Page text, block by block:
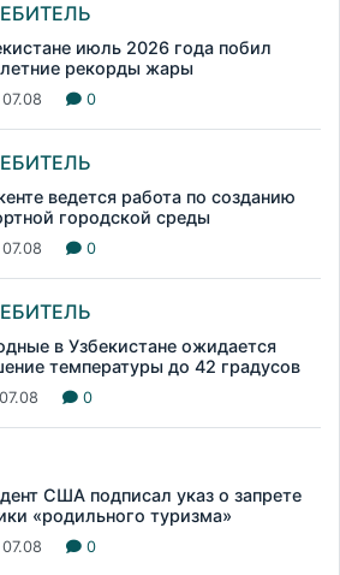
июль 2026 года побил
рекорды жары
0
ведется работа по созданию
городской среды
0
в Узбекистане ожидается
температуры до 42 градусов
0
США подписал указ о запрете
«родильного туризма»
0